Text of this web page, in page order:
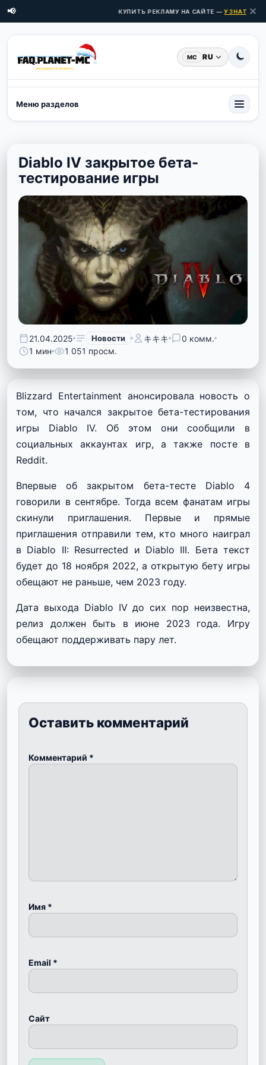
📢 КУПИТЬ РЕКЛАМУ НА САЙТЕ —УЗНАТЬ ✕
MC RU
Меню разделов
Diablo IV закрытое бета-
тестирование игры
21.04.2025 Новости キキキ
0 комм.
1 мин
1 051 просм.
Blizzard Entertainment анонсировала новость о
том, что начался закрытое бета-тестирования
игры Diablo IV. Об этом они сообщили в
социальных аккаунтах игр, а также посте в
Reddit.
Впервые об закрытом бета-тесте Diablo 4
говорили в сентябре. Тогда всем фанатам игры
скинули приглашения. Первые и прямые
приглашения отправили тем, кто много наиграл
в Diablo II: Resurrected и Diablo III. Бета текст
будет до 18 ноября 2022, а открытую бету игры
обещают не раньше, чем 2023 году.
Дата выхода Diablo IV до сих пор неизвестна,
релиз должен быть в июне 2023 года. Игру
обещают поддерживать пару лет.
Оставить комментарий
Комментарий *
Имя *
Email *
Сайт